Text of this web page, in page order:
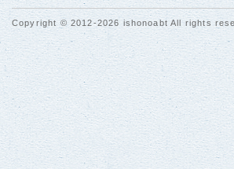
Copyright © 2012-2026 ishonoabt All rights